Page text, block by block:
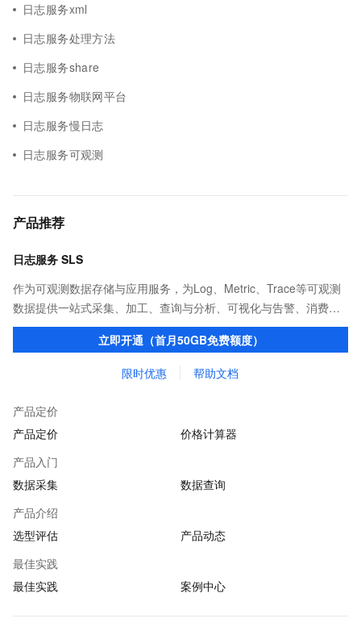
日志服务xml
日志服务处理方法
日志服务share
日志服务物联网平台
日志服务慢日志
日志服务可观测
产品推荐
日志服务 SLS
作为可观测数据存储与应用服务，为Log、Metric、Trace等可观测
数据提供一站式采集、加工、查询与分析、可视化与告警、消费与
投递等功能，提升研发、运维、运营、安全等场景化智能应用能
立即开通（首月50GB免费额度）
限时优惠 帮助文档
产品定价
产品定价
价格计算器
产品入门
数据采集
数据查询
产品介绍
选型评估
产品动态
最佳实践
最佳实践
案例中心